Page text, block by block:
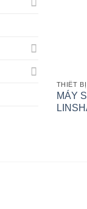
THIẾT
MÁY